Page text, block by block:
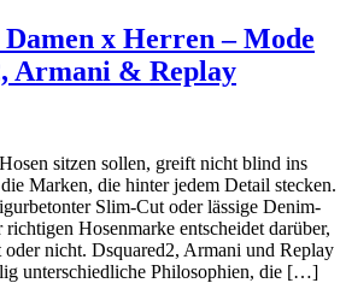
x Herren – Mode
Armani & Replay
sitzen sollen, greift nicht blind ins
Marken, die hinter jedem Detail stecken.
Slim-Cut oder lässige Denim-
Hosenmarke entscheidet darüber,
nicht. Dsquared2, Armani und Replay
unterschiedliche Philosophien, die […]